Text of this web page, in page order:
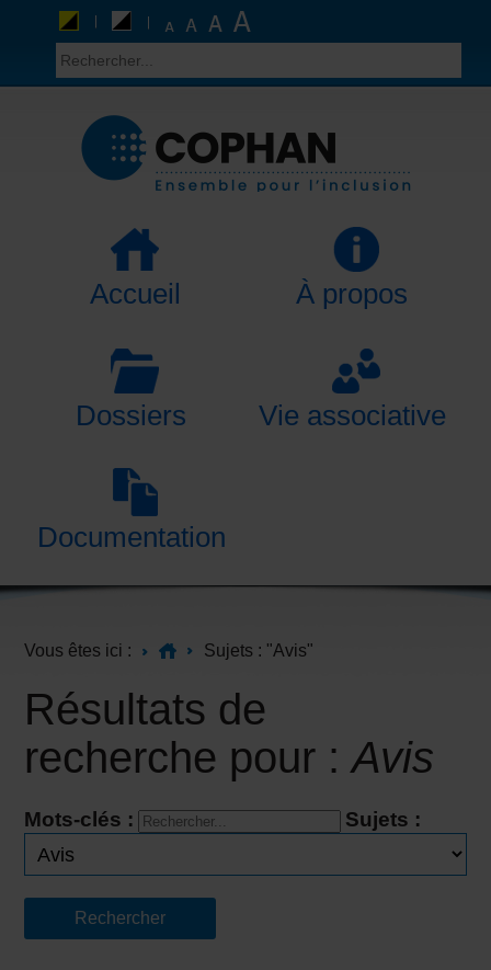
Accueil À propos
Dossiers Vie associative
Documentation
Vous êtes ici : Sujets : "Avis"
Résultats de
recherche pour :Avis
Mots-clés : Sujets :